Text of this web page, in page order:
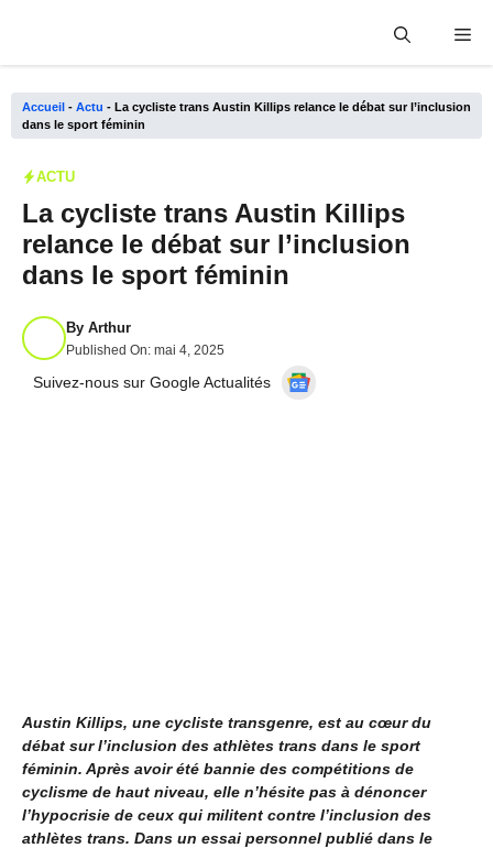
Accueil - Actu - La cycliste trans Austin Killips relance le débat sur l’inclusion
dans le sport féminin
ACTU
La cycliste trans Austin Killips
relance le débat sur l’inclusion
dans le sport féminin
By Arthur
Published On: mai 4, 2025
Suivez-nous sur Google Actualités
Austin Killips, une cycliste transgenre, est au cœur du
débat sur l’inclusion des athlètes trans dans le sport
féminin. Après avoir été bannie des compétitions de
cyclisme de haut niveau, elle n’hésite pas à dénoncer
l’hypocrisie de ceux qui militent contre l’inclusion des
athlètes trans. Dans un essai personnel publié dans le